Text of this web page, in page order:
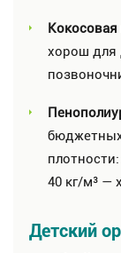
Кокосовая
хорош для
40 кг/м³ —
Детский